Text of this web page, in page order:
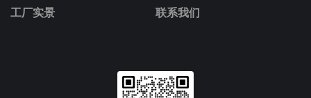
工厂实景 联系我们